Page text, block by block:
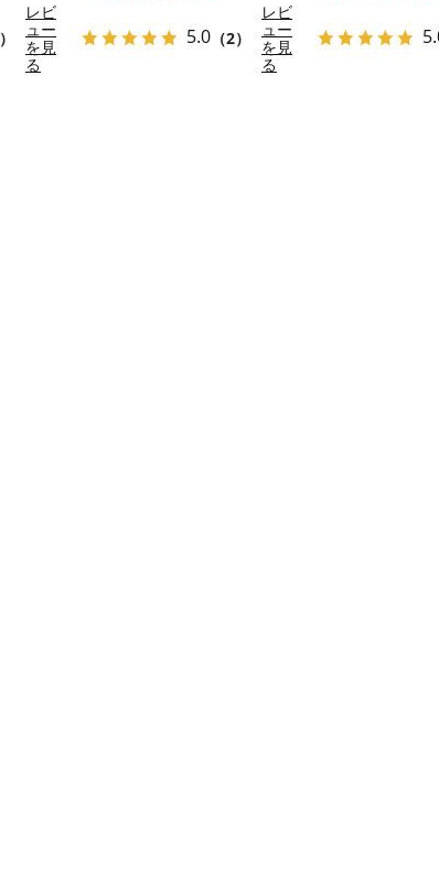
レビ
ュー
を見
る
5.0 （2）
レビ
ュー
を見
る